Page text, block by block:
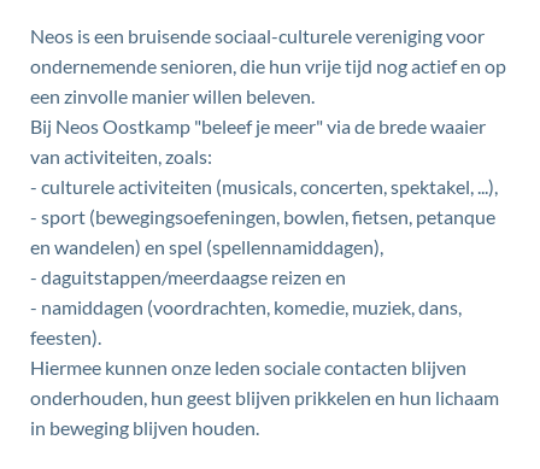
Neos is een bruisende sociaal-culturele vereniging voor
ondernemende senioren, die hun vrije tijd nog actief en op
een zinvolle manier willen beleven.
Bij Neos Oostkamp "beleef je meer" via de brede waaier
van activiteiten, zoals:
- culturele activiteiten (musicals, concerten, spektakel, ...),
- sport (bewegingsoefeningen, bowlen, fietsen, petanque
en wandelen) en spel (spellennamiddagen),
- daguitstappen/meerdaagse reizen en
- namiddagen (voordrachten, komedie, muziek, dans,
feesten).
Hiermee kunnen onze leden sociale contacten blijven
onderhouden, hun geest blijven prikkelen en hun lichaam
in beweging blijven houden.